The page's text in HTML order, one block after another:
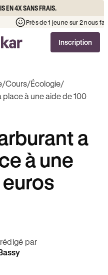
EN 4X SANS FRAIS.
1ère auto-école de France³
Inscription
/Cours/Écologie/
place à une aide de 100
a
à une
par